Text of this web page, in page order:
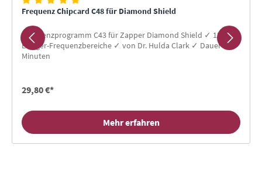
Frequenz Chipcard C48 für Diamond Shield
Frequenzprogramm C43 für Zapper Diamond Shield ✓ 15
Erreger-Frequenzbereiche ✓ von Dr. Hulda Clark ✓ Dauer 75
Minuten
29,80 €*
Mehr erfahren